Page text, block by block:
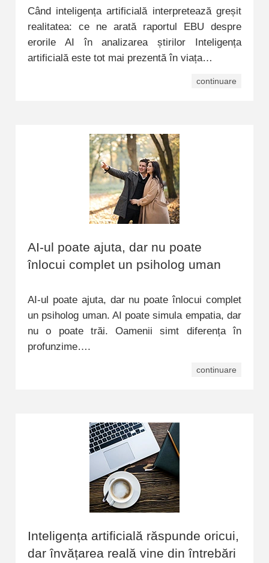
Când inteligența artificială interpretează greșit
realitatea: ce ne arată raportul EBU despre
erorile AI în analizarea știrilor Inteligența
artificială este tot mai prezentă în viața…
continuare
AI-ul poate ajuta, dar nu poate
înlocui complet un psiholog uman
AI-ul poate ajuta, dar nu poate înlocui complet
un psiholog uman. AI poate simula empatia, dar
nu o poate trăi. Oamenii simt diferența în
profunzime….
continuare
Inteligența artificială răspunde oricui,
dar învățarea reală vine din întrebări